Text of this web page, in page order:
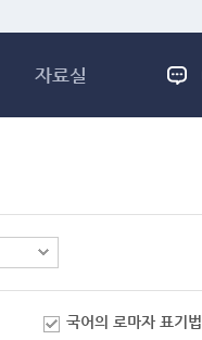
자료실
국어의 로마자 표기법